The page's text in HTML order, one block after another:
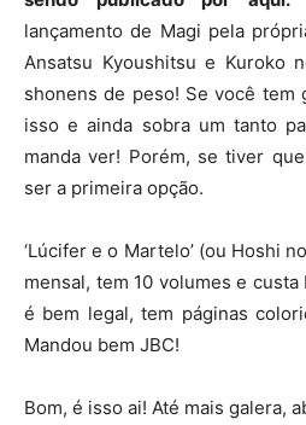
lançamento de Magi pela
Ansatsu Kyoushitsu e Kuroko
shonens de peso! Se você tem
isso e ainda sobra um tanto
manda ver! Porém, se tiver
ser a primeira opção.
‘Lúcifer e o Martelo’ (ou Hoshi
mensal, tem 10 volumes e custa
é bem legal, tem páginas
Mandou bem JBC!
Bom, é isso ai! Até mais galera,